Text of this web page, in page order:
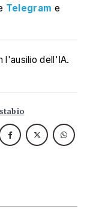
Telegram e
l'ausilio dell'IA.
stabio